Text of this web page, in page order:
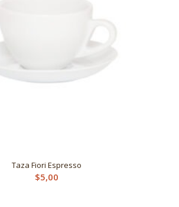
Taza Fiori Espresso
$5,00